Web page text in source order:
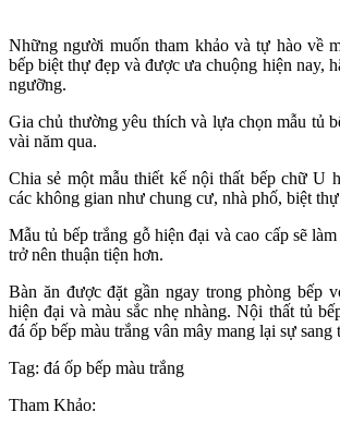
Những người muốn tham khảo và tự hào về
bếp biệt thự đẹp và được ưa chuộng hiện nay,
ngưỡng.
Gia chủ thường yêu thích và lựa chọn mẫu tủ
vài năm qua.
Chia sẻ một mẫu thiết kế nội thất bếp chữ U
các không gian như chung cư, nhà phố, biệt
Mẫu tủ bếp trắng gỗ hiện đại và cao cấp sẽ
trở nên thuận tiện hơn.
Bàn ăn được đặt gần ngay trong phòng bếp
hiện đại và màu sắc nhẹ nhàng. Nội thất tủ
đá ốp bếp màu trắng vân mây mang lại sự sang
Tag: đá ốp bếp màu trắng
Tham Khảo: